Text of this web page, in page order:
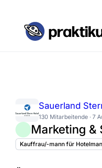
Sauerland
130 Mitarbeitende · 7
Marketing &
Kauffrau/-mann für